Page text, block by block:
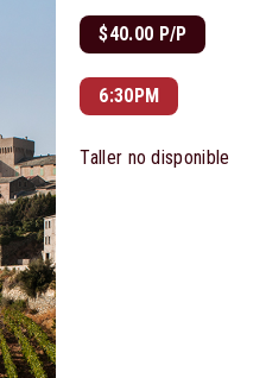
$40.00 P/P
6:30PM
Taller no disponible